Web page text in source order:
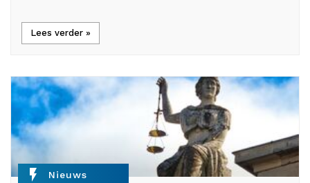
Lees verder »
flash_on Nieuws